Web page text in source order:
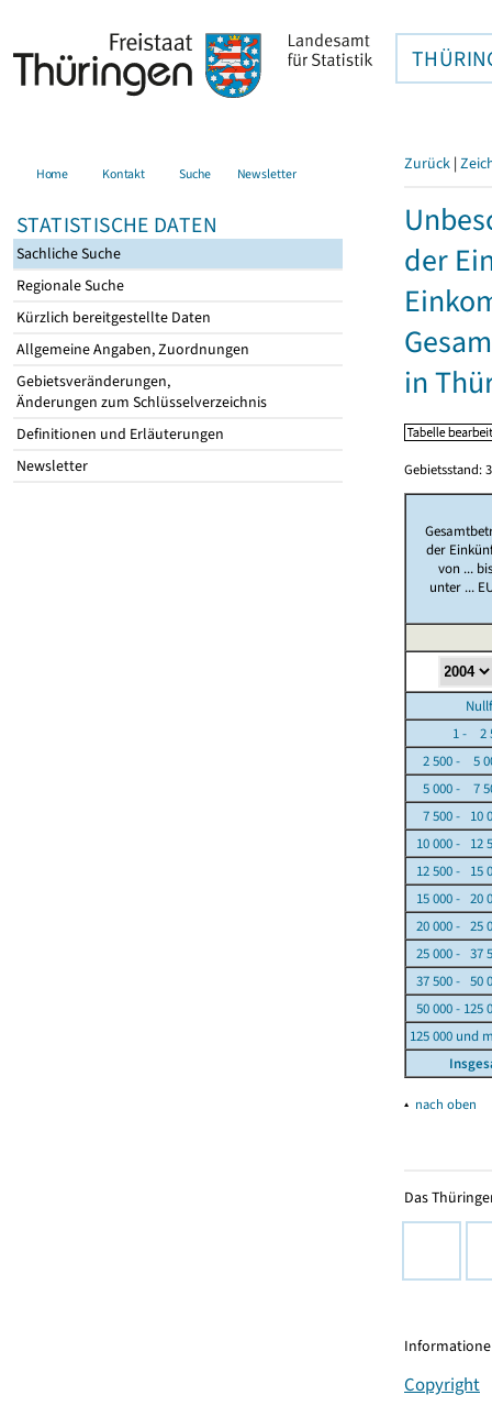
Home Kontakt Suche Newsletter
STATISTISCHE DATEN
Sachliche Suche
Regionale Suche
Kürzlich bereitgestellte Daten
Allgemeine Angaben, Zuordnungen
Gebietsveränderungen,
Änderungen zum Schlüsselverzeichnis
Definitionen und Erläuterungen
Newsletter
Zurück |
der
in
Gebietsstand:
der
von ...
unter ...
1 - 2
2 500 - 5
5 000 - 7
7 500 - 10
10 000 - 12
12 500 - 15
15 000 - 20
20 000 - 25
25 000 - 37
37 500 - 50
50 000 - 125
125 000 und
▴ nach oben
Das
Copyright